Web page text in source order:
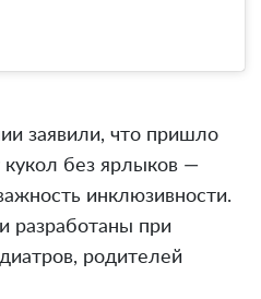
заявили, что пришло
кукол без ярлыков —
инклюзивности.
разработаны при
родителей